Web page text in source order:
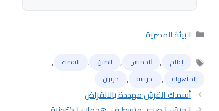
التصنيفات
البيئة المصرية
الوسوم
إعلام , ﺍﻟﺨﻤﻴﺲ , الصين , الفضاء ,
المأهولة , تجريبية , حزيران
أسماك القرش مهددة بالانقراض